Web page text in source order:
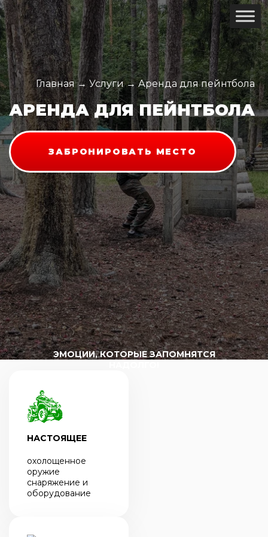
Главная → Услуги → Аренда для пейнтбола
АРЕНДА ДЛЯ ПЕЙНТБОЛА
ЗАБРОНИРОВАТЬ МЕСТО
ЭМОЦИИ, КОТОРЫЕ ЗАПОМНЯТСЯ
НАСТОЯЩЕЕ
охолощенное
оружие
снаряжение и
оборудование